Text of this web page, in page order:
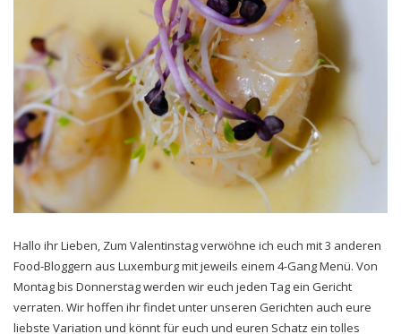
Hallo ihr Lieben, Zum Valentinstag verwöhne ich euch mit 3 anderen
Food-Bloggern aus Luxemburg mit jeweils einem 4-Gang Menü. Von
Montag bis Donnerstag werden wir euch jeden Tag ein Gericht
verraten. Wir hoffen ihr findet unter unseren Gerichten auch eure
liebste Variation und könnt für euch und euren Schatz ein tolles